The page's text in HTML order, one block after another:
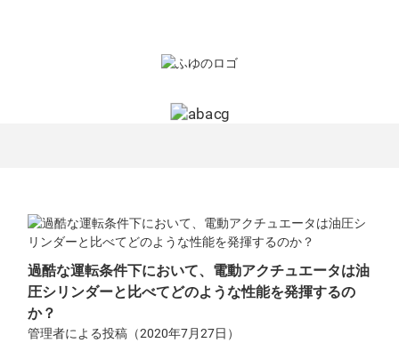
過酷な運転条件下において、電動アクチュエータは油
圧シリンダーと比べてどのような性能を発揮するの
か？
管理者による投稿（2020年7月27日）